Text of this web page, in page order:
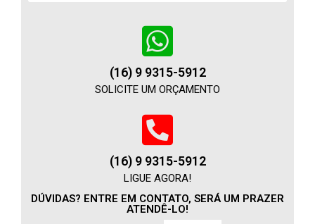
(16) 9 9315-5912
SOLICITE UM ORÇAMENTO
(16) 9 9315-5912
LIGUE AGORA!
DÚVIDAS? ENTRE EM CONTATO, SERÁ UM PRAZER
ATENDÊ-LO!